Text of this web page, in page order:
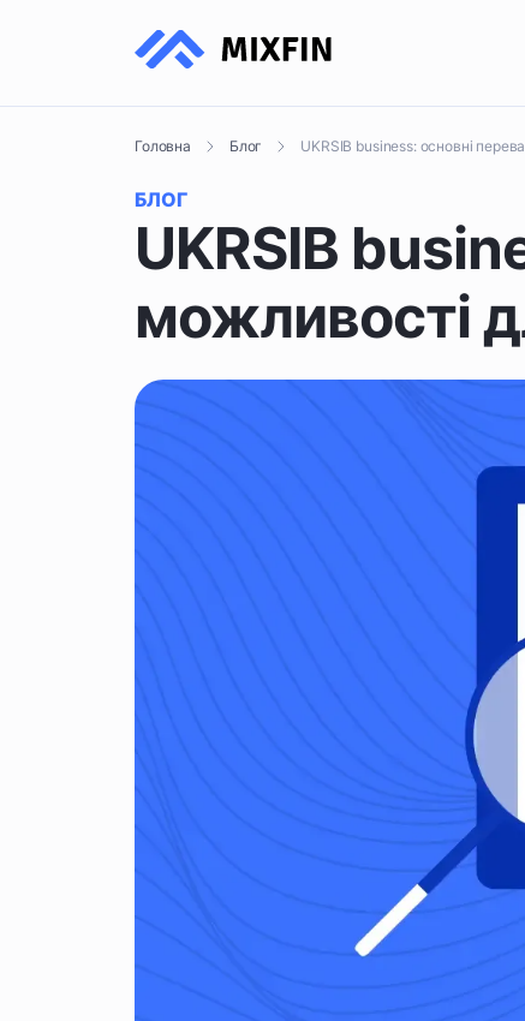
Головна Блог UKRSIB business: основні
БЛОГ
UKRSIB
можливості